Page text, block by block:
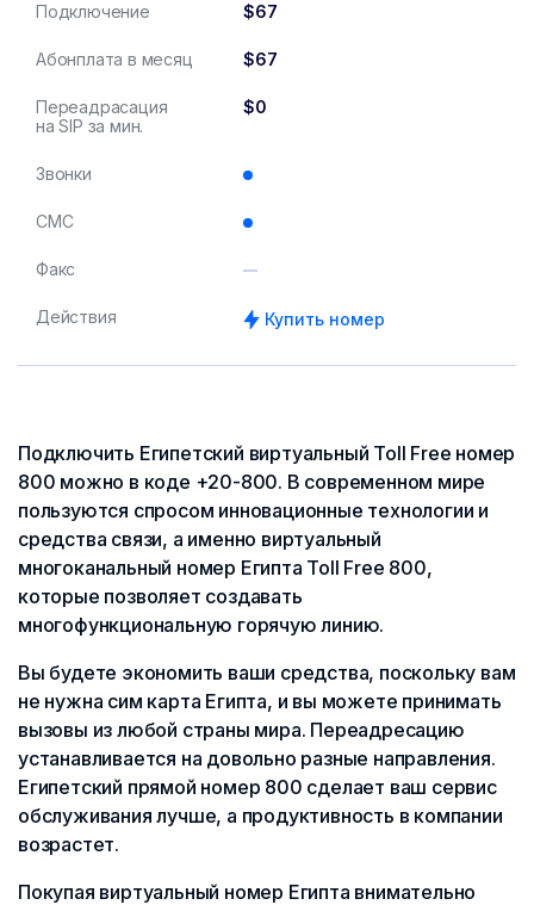
Подключение $67
Абонплата в месяц $67
Переадрасация
на SIP за мин.
$0
Звонки
СМС
Факс
Действия Купить номер
Подключить Египетский виртуальный Toll Free номер
800 можно в коде +20-800. В современном мире
пользуются спросом инновационные технологии и
средства связи, а именно виртуальный
многоканальный номер Египта Toll Free 800,
которые позволяет создавать
многофункциональную горячую линию.
Вы будете экономить ваши средства, поскольку вам
не нужна сим карта Египта, и вы можете принимать
вызовы из любой страны мира. Переадресацию
устанавливается на довольно разные направления.
Египетский прямой номер 800 сделает ваш сервис
обслуживания лучше, а продуктивность в компании
возрастет.
Покупая виртуальный номер Египта внимательно